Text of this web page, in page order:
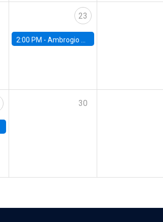
23
2:00 PM - Ambrogio Cesa-Bianchi, Bank of England
30